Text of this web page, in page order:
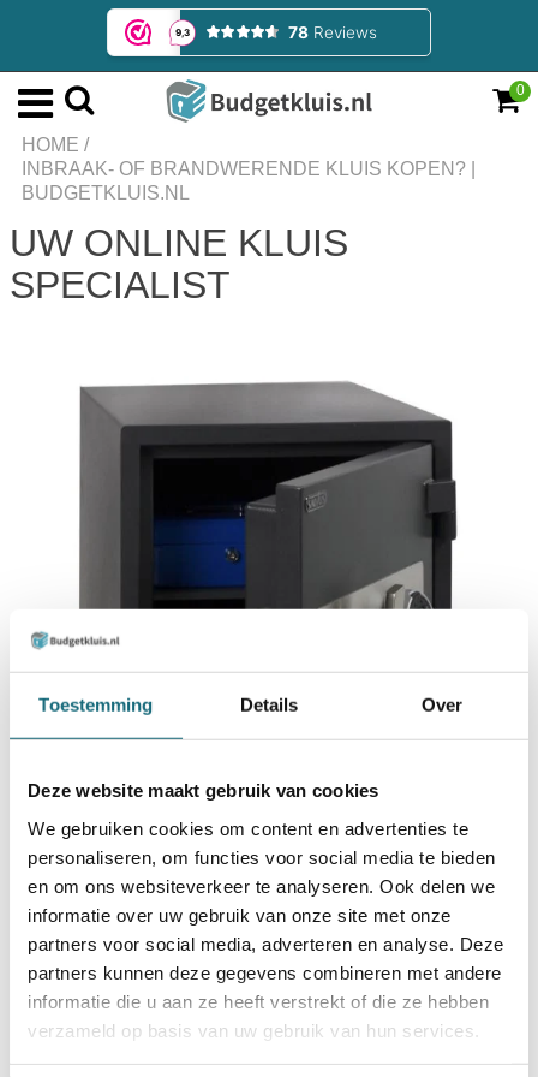
Toestemming Details Over
Deze website maakt gebruik van cookies
We gebruiken cookies om content en advertenties te
personaliseren, om functies voor social media te bieden
en om ons websiteverkeer te analyseren. Ook delen we
informatie over uw gebruik van onze site met onze
partners voor social media, adverteren en analyse. Deze
partners kunnen deze gegevens combineren met andere
informatie die u aan ze heeft verstrekt of die ze hebben
verzameld op basis van uw gebruik van hun services.
0
HOME /
INBRAAK- OF BRANDWERENDE KLUIS KOPEN? |
BUDGETKLUIS.NL
UW ONLINE KLUIS
SPECIALIST